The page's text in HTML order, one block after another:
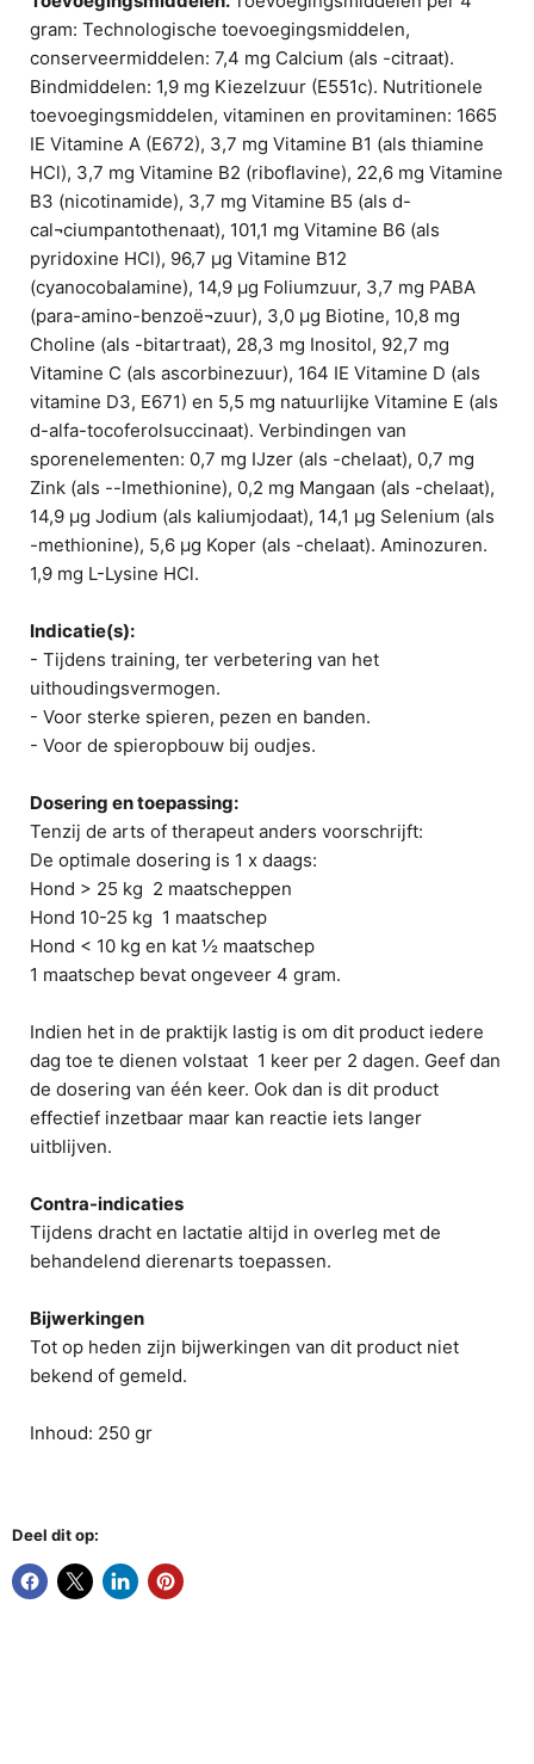
gram: Technologische toevoegingsmiddelen,
conserveermiddelen: 7,4 mg Calcium (als -citraat).
Bindmiddelen: 1,9 mg Kiezelzuur (E551c). Nutritionele
toevoegingsmiddelen, vitaminen en provitaminen: 1665
IE Vitamine A (E672), 3,7 mg Vitamine B1 (als thiamine
HCl), 3,7 mg Vitamine B2 (riboflavine), 22,6 mg Vitamine
B3 (nicotinamide), 3,7 mg Vitamine B5 (als d-
cal¬ciumpantothenaat), 101,1 mg Vitamine B6 (als
pyridoxine HCl), 96,7 µg Vitamine B12
(cyanocobalamine), 14,9 µg Foliumzuur, 3,7 mg PABA
(para-amino-benzoë¬zuur), 3,0 µg Biotine, 10,8 mg
Choline (als -bitartraat), 28,3 mg Inositol, 92,7 mg
Vitamine C (als ascorbinezuur), 164 IE Vitamine D (als
vitamine D3, E671) en 5,5 mg natuurlijke Vitamine E (als
d-alfa-tocoferolsuccinaat). Verbindingen van
sporenelementen: 0,7 mg IJzer (als -chelaat), 0,7 mg
Zink (als --lmethionine), 0,2 mg Mangaan (als -chelaat),
14,9 µg Jodium (als kaliumjodaat), 14,1 µg Selenium (als
-methionine), 5,6 µg Koper (als -chelaat). Aminozuren.
1,9 mg L-Lysine HCl.
Indicatie(s):
- Tijdens training, ter verbetering van het
uithoudingsvermogen.
- Voor sterke spieren, pezen en banden.
- Voor de spieropbouw bij oudjes.
Dosering en toepassing:
Tenzij de arts of therapeut anders voorschrijft:
De optimale dosering is 1 x daags:
Hond > 25 kg 2 maatscheppen
Hond 10-25 kg 1 maatschep
Hond < 10 kg en kat ½ maatschep
1 maatschep bevat ongeveer 4 gram.
Indien het in de praktijk lastig is om dit product iedere
dag toe te dienen volstaat 1 keer per 2 dagen. Geef dan
de dosering van één keer. Ook dan is dit product
effectief inzetbaar maar kan reactie iets langer
uitblijven.
Contra-indicaties
Tijdens dracht en lactatie altijd in overleg met de
behandelend dierenarts toepassen.
Bijwerkingen
Tot op heden zijn bijwerkingen van dit product niet
bekend of gemeld.
Inhoud: 250 gr
Deel dit op: